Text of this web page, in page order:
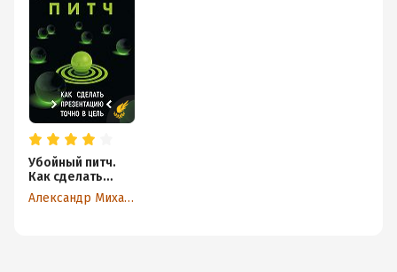
Убойный питч.
Как сделать
презентацию
точно в цель
Александр Михайлов